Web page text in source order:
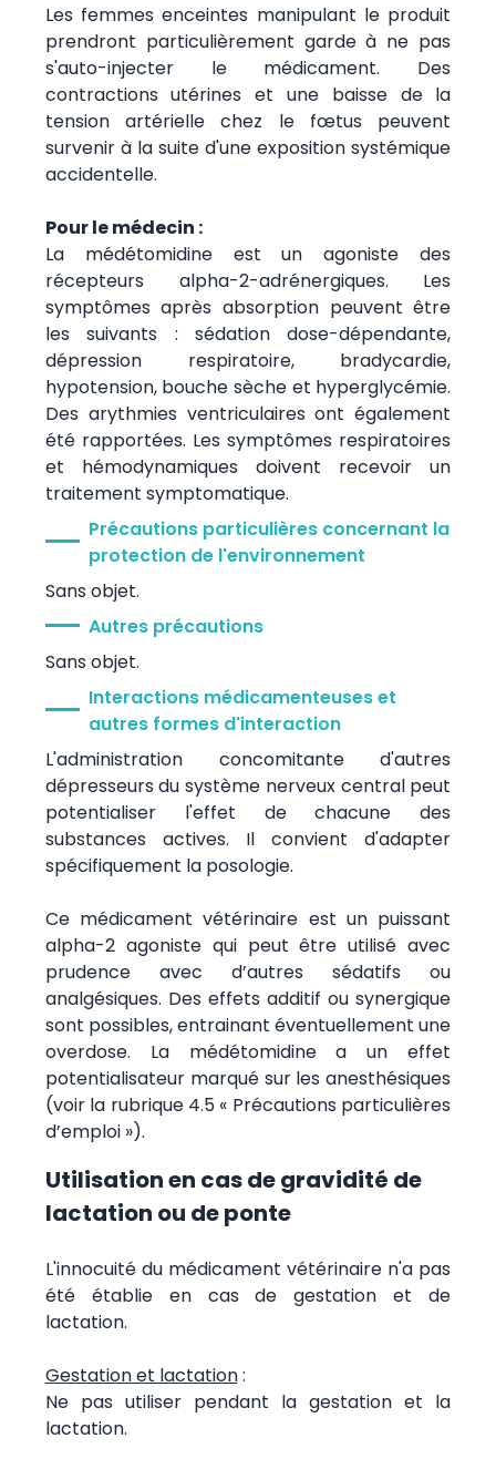
Les femmes enceintes manipulant le produit
prendront particulièrement garde à ne pas
s'auto-injecter le médicament. Des
contractions utérines et une baisse de la
tension artérielle chez le fœtus peuvent
survenir à la suite d'une exposition systémique
accidentelle.
Pour le médecin :
La médétomidine est un agoniste des
récepteurs alpha-2-adrénergiques. Les
symptômes après absorption peuvent être
les suivants : sédation dose-dépendante,
dépression respiratoire, bradycardie,
hypotension, bouche sèche et hyperglycémie.
Des arythmies ventriculaires ont également
été rapportées. Les symptômes respiratoires
et hémodynamiques doivent recevoir un
traitement symptomatique.
Précautions particulières concernant la
protection de l'environnement
Sans objet.
Autres précautions
Sans objet.
Interactions médicamenteuses et
autres formes d'interaction
L'administration concomitante d'autres
dépresseurs du système nerveux central peut
potentialiser l'effet de chacune des
substances actives. Il convient d'adapter
spécifiquement la posologie.
Ce médicament vétérinaire est un puissant
alpha-2 agoniste qui peut être utilisé avec
prudence avec d’autres sédatifs ou
analgésiques. Des effets additif ou synergique
sont possibles, entrainant éventuellement une
overdose. La médétomidine a un effet
potentialisateur marqué sur les anesthésiques
(voir la rubrique 4.5 « Précautions particulières
d’emploi »).
Utilisation en cas de gravidité de
lactation ou de ponte
L'innocuité du médicament vétérinaire n'a pas
été établie en cas de gestation et de
lactation.
Gestation et lactation:
Ne pas utiliser pendant la gestation et la
lactation.